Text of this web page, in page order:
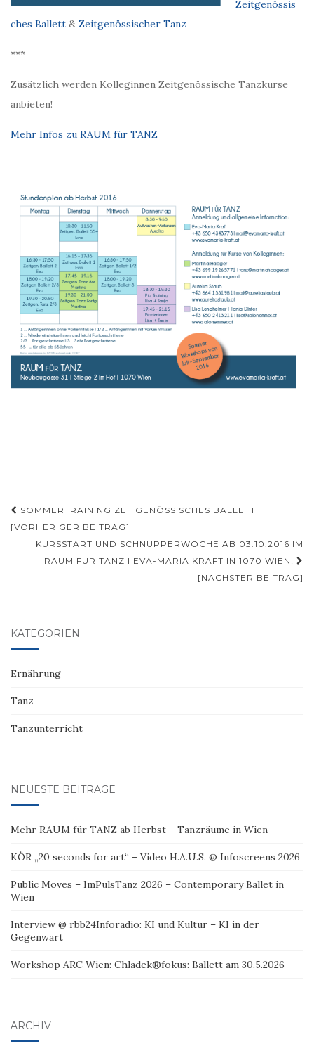
Zeitgenössis
ches Ballett & Zeitgenössischer Tanz
***
Zusätzlich werden Kolleginnen Zeitgenössische Tanzkurse
anbieten!
Mehr Infos zu RAUM für TANZ
Beitragsnavigation
SOMMERTRAINING ZEITGENÖSSISCHES BALLETT
[VORHERIGER BEITRAG]
KURSSTART UND SCHNUPPERWOCHE AB 03.10.2016 IM
RAUM FÜR TANZ I EVA-MARIA KRAFT IN 1070 WIEN!
[NÄCHSTER BEITRAG]
KATEGORIEN
Ernährung
Tanz
Tanzunterricht
NEUESTE BEITRÄGE
Mehr RAUM für TANZ ab Herbst – Tanzräume in Wien
KÖR „20 seconds for art“ – Video H.A.U.S. @ Infoscreens 2026
Public Moves – ImPulsTanz 2026 – Contemporary Ballet in
Wien
Interview @ rbb24Inforadio: KI und Kultur – KI in der
Gegenwart
Workshop ARC Wien: Chladek®fokus: Ballett am 30.5.2026
ARCHIV